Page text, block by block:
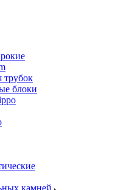
трубок
блоки
камней